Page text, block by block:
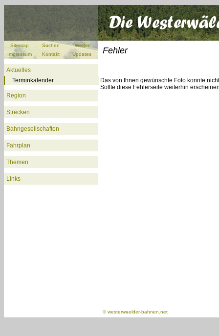
Sitemap Suchen
Wetter
Impressum
Kontakt Updates
Aktuelles
Terminkalender
Region
Strecken
Bahngesellschaften
Fahrplan
Themen
Links
Fehler
Das von Ihnen gewünschte Foto konnte
Sollte diese Fehlerseite weiterhin
©westerwaelder-bahnen.net